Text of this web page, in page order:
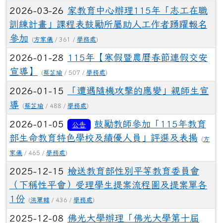
2026-03-26 家教育中心辦理115年「志工在職
訓練計畫」課程表鼓勵所屬助人工作者踴躍報名
參加
(方家儀 / 361 / 學務處)
2026-01-28
115年【寒假暨農曆春節連假交安
宣導】
(蔡芷瑜 / 507 / 學務處)
2026-01-15
「遭遇隨機攻擊的應變」親師生宣
導
(蔡芷瑜 / 488 / 學務處)
2026-01-05 公告
鼓勵教師參加「115年教育
部生命教育特色學校及績優人員」評選及表揚
(方
家儀 / 465 / 學務處)
2025-12-15 檢送教育部性別平等教育委員會
（下稱性平會）受理學生提案流程圖及提案單各
1份
(洪翠韓 / 436 / 學務處)
2025-12-08 佛光大學辦理「佛光大學第十屆